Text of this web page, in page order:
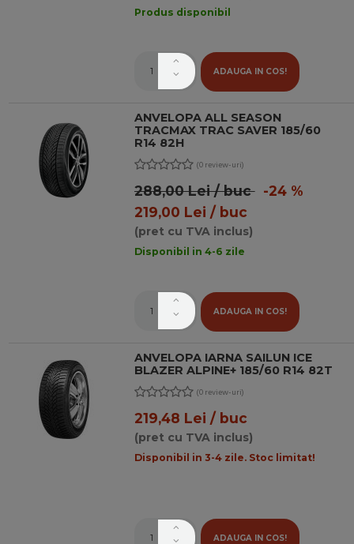
Produs disponibil
ADAUGA IN COS!
ANVELOPA ALL SEASON
TRACMAX TRAC SAVER 185/60
R14 82H
(0 review-uri)
288,00 Lei / buc-24 %
219,00 Lei / buc
(pret cu TVA inclus)
Disponibil in 4-6 zile
ADAUGA IN COS!
ANVELOPA IARNA SAILUN ICE
BLAZER ALPINE+ 185/60 R14 82T
(0 review-uri)
219,48 Lei / buc
(pret cu TVA inclus)
Disponibil in 3-4 zile. Stoc limitat!
ADAUGA IN COS!